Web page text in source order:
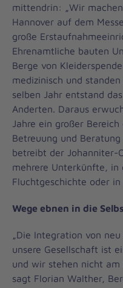
mittendrin: „Wir
Hannover auf dem
große
Ehrenamtliche bauten
Berge von
medizinisch und
selben Jahr entstand
Anderten. Daraus
Jahre ein großer
Betreuung und
betreibt der Johanniter-
mehrere Unterkünfte, in
Fluchtgeschichte oder
Wege ebnen in die
„Die Integration von
unsere Gesellschaft ist
und wir stehen nicht am
sagt Florian Walther,